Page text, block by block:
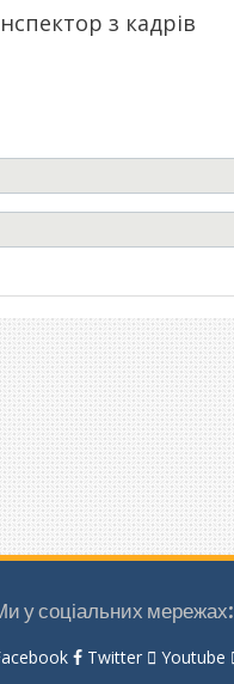
з кадрів
у соціальних мережах:
Twitter Youtube